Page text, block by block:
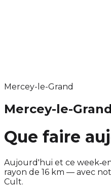
Mercey-le-Grand
Mercey-le-Grand
Que faire
Aujourd'hui et ce
rayon de 16 km — avec
Cult.